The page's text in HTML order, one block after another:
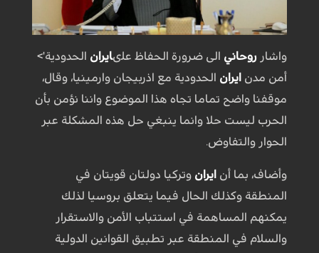
واشار روحاني الى ضرورة الحفاظ علىايران الحدودية'>
أمن مدن ايران الحدودية مع اذربيجان وارمينيا، وقال،
موقفنا واضح تماما تجاه هذا الموضوع واننا نؤمن بأن
الحرب ليست حلا وانما ينبغي حل هذه المشكلة عبر
الحوار والتفاوض.
وأضاف، بما أن ايران وتركيا دولتان قويتان في
المنطقة وكذلك الحال فيما يتعلق بروسيا لذلك
يمكنهم المساهمة في استتباب الأمن والاستقرار
والسلام في المنطقة عبر تطبيق القوانين الدولية